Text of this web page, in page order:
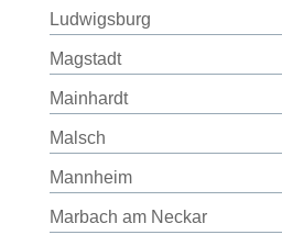
Ludwigsburg
Magstadt
Mainhardt
Malsch
Mannheim
Marbach am Neckar